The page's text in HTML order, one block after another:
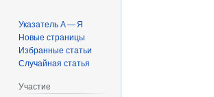
Указатель А — Я
Новые страницы
Избранные статьи
Случайная статья
Участие